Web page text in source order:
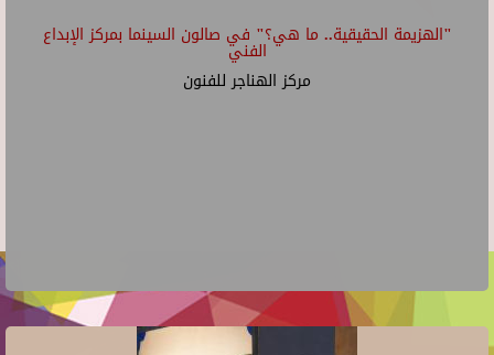
"الهزيمة الحقيقية.. ما هي؟" في صالون السينما بمركز الإبداع
الفني
مركز الهناجر للفنون